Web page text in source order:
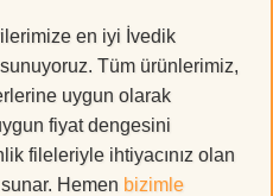
en iyi İvedik
Tüm ürünlerimiz,
uygun olarak
fiyat dengesini
fileleriyle ihtiyacınız olan
Hemen bizimle